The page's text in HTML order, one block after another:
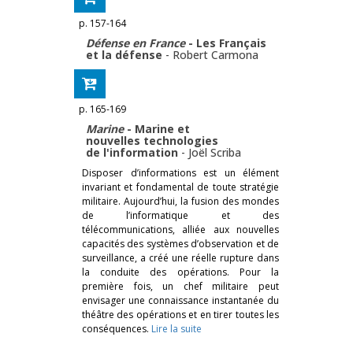
p. 157-164
Défense en France- Les Français
et la défense - Robert Carmona
p. 165-169
Marine - Marine et
nouvelles technologies
de l'information - Joël Scriba
Disposer d’informations est un élément
invariant et fondamental de toute stratégie
militaire. Aujourd’hui, la fusion des mondes
de l’informatique et des
télécommunications, alliée aux nouvelles
capacités des systèmes d’observation et de
surveillance, a créé une réelle rupture dans
la conduite des opérations. Pour la
première fois, un chef militaire peut
envisager une connaissance instantanée du
théâtre des opérations et en tirer toutes les
conséquences. Lire la suite